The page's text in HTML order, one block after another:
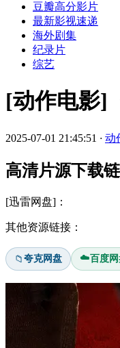
豆瓣高分影片
最新影视速递
海外剧集
纪录片
综艺
[动作电影]
2025-07-01 21:45:51 · 动
高清片源下载
[迅雷网盘]：
其他资源链接：
📁夸克网盘 ☁️百度